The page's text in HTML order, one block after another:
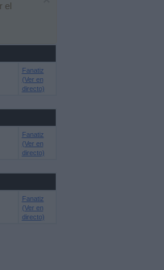
el
Fanatiz
(Ver en
directo)
Fanatiz
(Ver en
directo)
Fanatiz
(Ver en
directo)